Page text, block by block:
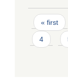
Pages
« first
4